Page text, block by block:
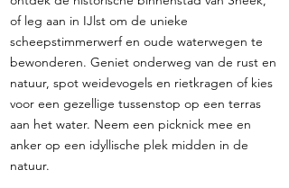
of leg aan in IJlst om de unieke
scheepstimmerwerf en oude waterwegen te
bewonderen. Geniet onderweg van de rust en
natuur, spot weidevogels en rietkragen of kies
voor een gezellige tussenstop op een terras
aan het water. Neem een picknick mee en
anker op een idyllische plek midden in de
natuur.